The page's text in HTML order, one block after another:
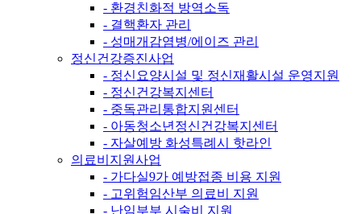
- 환경친화적 방역소독
- 결핵환자 관리
- 성매개감염병/에이즈 관리
정신건강증진사업
- 정신요양시설 및 정신재활시설 운영지원
- 정신건강복지센터
- 중독관리통합지원센터
- 아동청소년정신건강복지센터
- 자살예방 화성특례시 핫라인
의료비지원사업
- 가다실9가 예방접종 비용 지원
- 고위험임산부 의료비 지원
- 난임부부 시술비 지원